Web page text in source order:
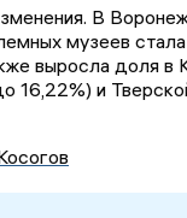
В
музеев
выросла доля в
16,22%) и